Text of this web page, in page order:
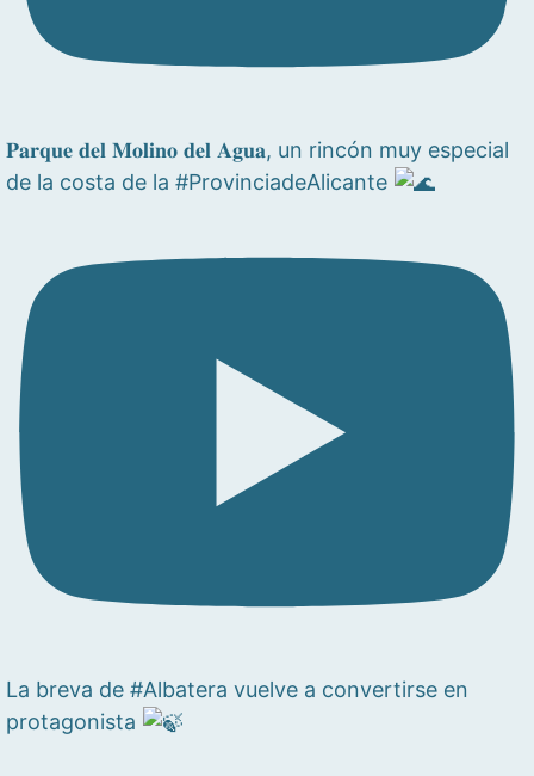
𝐏𝐚𝐫𝐪𝐮𝐞 𝐝𝐞𝐥 𝐌𝐨𝐥𝐢𝐧𝐨 𝐝𝐞𝐥 𝐀𝐠𝐮𝐚, un rincón muy especial
de la costa de la #ProvinciadeAlicante
La breva de #Albatera vuelve a convertirse en
protagonista